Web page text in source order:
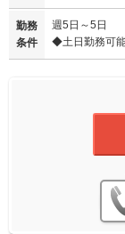
勤務
条件
週5日～5日
◆土日勤務可